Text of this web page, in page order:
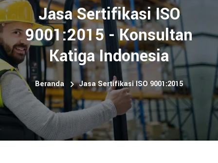
Jasa Sertifikasi ISO
9001:2015 - Konsultan
Katiga Indonesia
Beranda Jasa Sertifikasi ISO 9001:2015